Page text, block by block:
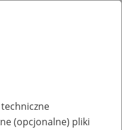
(opcjonalne) pliki